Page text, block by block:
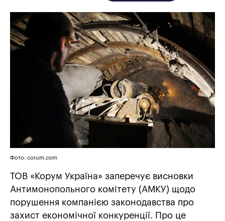
Фото: corum.com
ТОВ «Корум Україна» заперечує висновки
Антимонопольного комітету (АМКУ) щодо
порушення компанією законодавства про
захист економічної конкуренції. Про це